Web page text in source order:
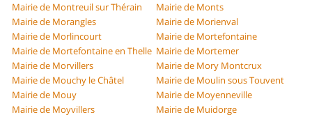
Mairie de Montreuil sur Thérain
Mairie de Monts
Mairie de Morangles
Mairie de Morienval
Mairie de Morlincourt
Mairie de Mortefontaine
Mairie de Mortefontaine en Thelle Mairie de Mortemer
Mairie de Morvillers
Mairie de Mory Montcrux
Mairie de Mouchy le Châtel
Mairie de Moulin sous Touvent
Mairie de Mouy
Mairie de Moyenneville
Mairie de Moyvillers
Mairie de Muidorge